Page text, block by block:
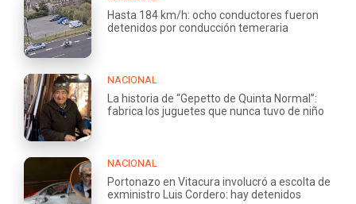
Hasta 184 km/h: ocho conductores fueron
detenidos por conducción temeraria
NACIONAL
La historia de “Gepetto de Quinta Normal”:
fabrica los juguetes que nunca tuvo de niño
NACIONAL
Portonazo en Vitacura involucró a escolta de
exministro Luis Cordero: hay detenidos